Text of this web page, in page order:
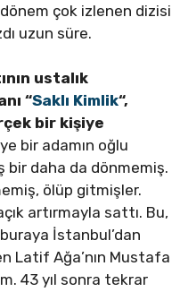
çok izlenen dizisi
uzun süre.
ustalık
“Saklı Kimlik“,
bir kişiye
bir adamın oğlu
bir daha da dönmemiş.
ölüp gitmişler.
artırmayla sattı. Bu,
İstanbul’dan
Latif Ağa’nın Mustafa
43 yıl sonra tekrar